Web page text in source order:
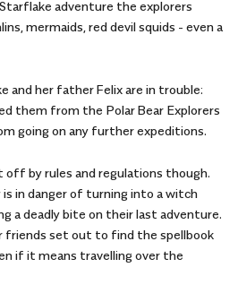
adventure the explorers
mermaids, red devil squids - even a
and her father Felix are in trouble:
them from the Polar Bear Explorers
going on any further expeditions.
by rules and regulations though.
is in danger of turning into a witch
a deadly bite on their last adventure.
friends set out to find the spellbook
if it means travelling over the